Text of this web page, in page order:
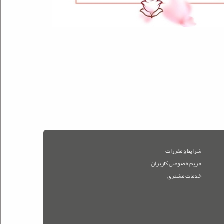
شرایط و مقررات
حریم خصوصی کاربران
خدمات مشتری